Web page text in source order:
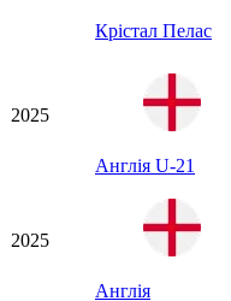
Крістал Пелас
2025
Англія U-21
2025
Англія